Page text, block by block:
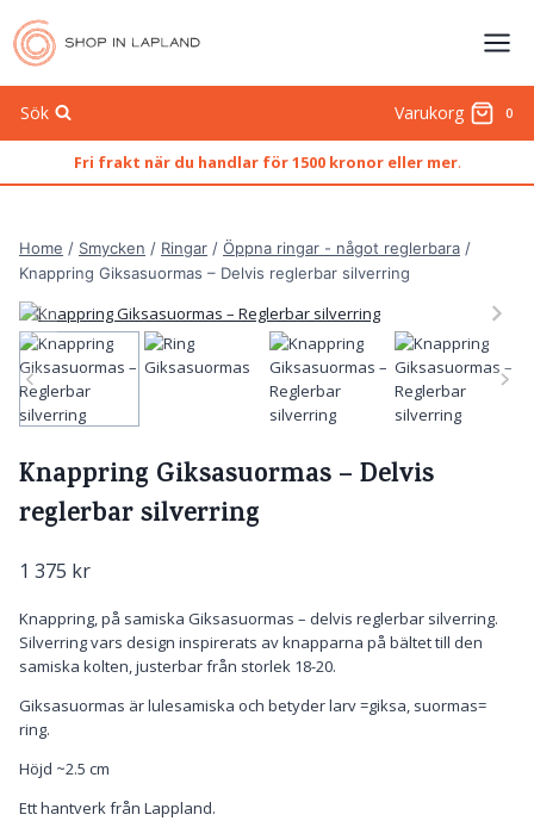
content
Sök Varukorg 0
Fri frakt när du handlar för 1500 kronor eller mer.
Home / Smycken / Ringar / Öppna ringar - något reglerbara /
Knappring Giksasuormas – Delvis reglerbar silverring
Knappring Giksasuormas – Delvis
reglerbar silverring
1 375 kr
Knappring, på samiska Giksasuormas – delvis reglerbar silverring.
Silverring vars design inspirerats av knapparna på bältet till den
samiska kolten, justerbar från storlek 18-20.
Giksasuormas är lulesamiska och betyder larv =giksa, suormas=
ring.
Höjd ~2.5 cm
Ett hantverk från Lappland.